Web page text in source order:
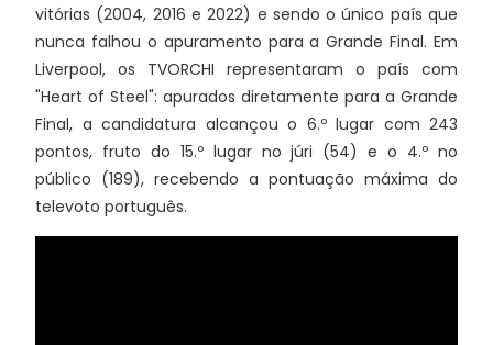
vitórias (2004, 2016 e 2022) e sendo o único país que
nunca falhou o apuramento para a Grande Final. Em
Liverpool, os TVORCHI representaram o país com
"Heart of Steel": apurados diretamente para a Grande
Final, a candidatura alcançou o 6.º lugar com 243
pontos, fruto do 15.º lugar no júri (54) e o 4.º no
público (189), recebendo a pontuação máxima do
televoto português.